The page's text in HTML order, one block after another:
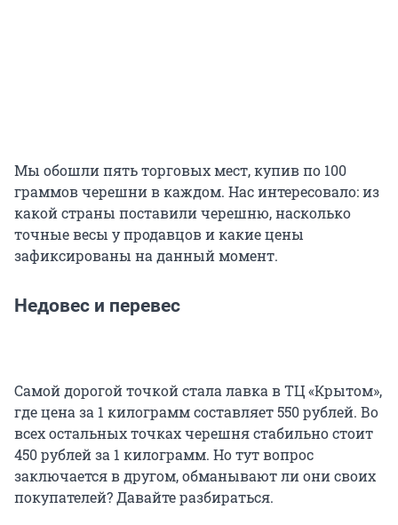
Мы обошли пять торговых мест, купив по 100
граммов черешни в каждом. Нас интересовало: из
какой страны поставили черешню, насколько
точные весы у продавцов и какие цены
зафиксированы на данный момент.
Недовес и перевес
Самой дорогой точкой стала лавка в ТЦ «Крытом»,
где цена за 1 килограмм составляет 550 рублей. Во
всех остальных точках черешня стабильно стоит
450 рублей за 1 килограмм. Но тут вопрос
заключается в другом, обманывают ли они своих
покупателей? Давайте разбираться.